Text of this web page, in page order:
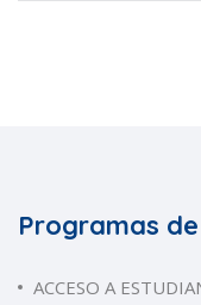
Programas
ACCESO A